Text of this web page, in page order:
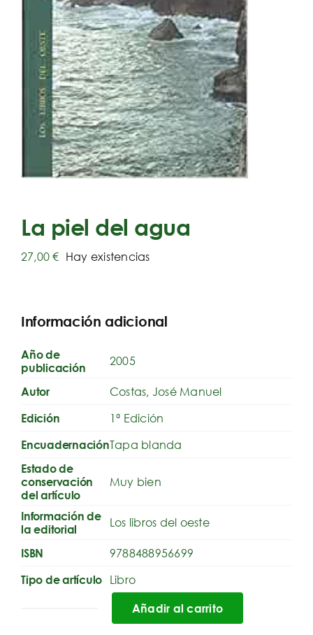
La piel del agua
27,00€ Hay existencias
Información adicional
Año de
publicación
2005
Autor Costas, José Manuel
Edición 1ª Edición
EncuadernaciónTapa blanda
Estado de
conservación
del artículo
Muy bien
Información de
la editorial
Los libros del oeste
ISBN 9788488956699
Tipo de artículo Libro
Añadir al carrito